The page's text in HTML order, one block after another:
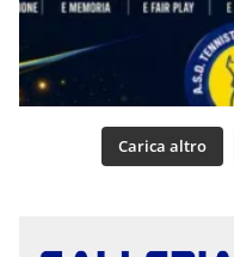
Carica altro